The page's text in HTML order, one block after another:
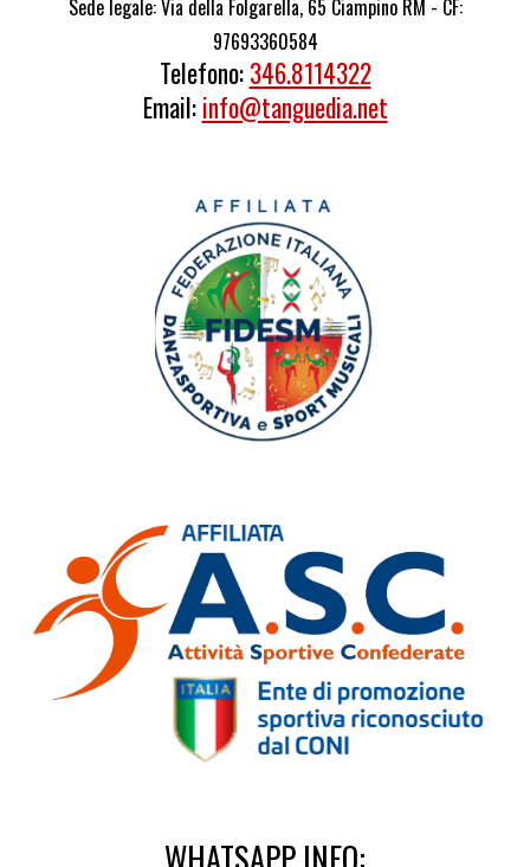
Sede legale: Via della Folgarella, 65 Ciampino RM - CF:
97693360584
Telefono:346.8114322
Email:info@tanguedia.net
WHATSAPP INFO: